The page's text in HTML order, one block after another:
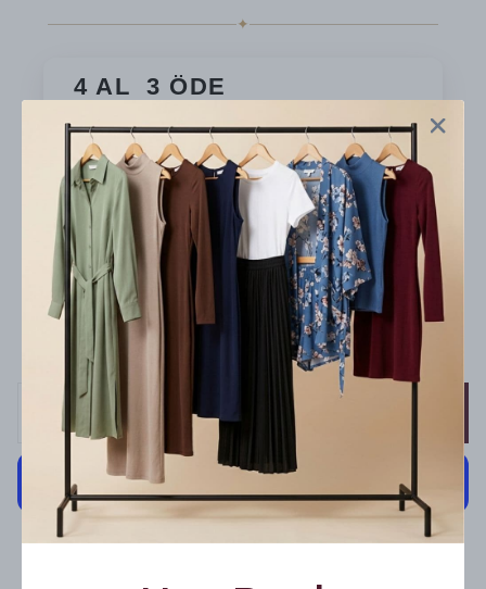
✦
4 AL 3 ÖDE
7 AL 5 ÖDE ★ En Popüler
10 AL 7 ÖDE En Avantajlı
TÜM SİPARİŞLERDE ÜCRETSİZ KARGO
Stoklar tükenene kadar geçerlidir.
SEPETE EKLE